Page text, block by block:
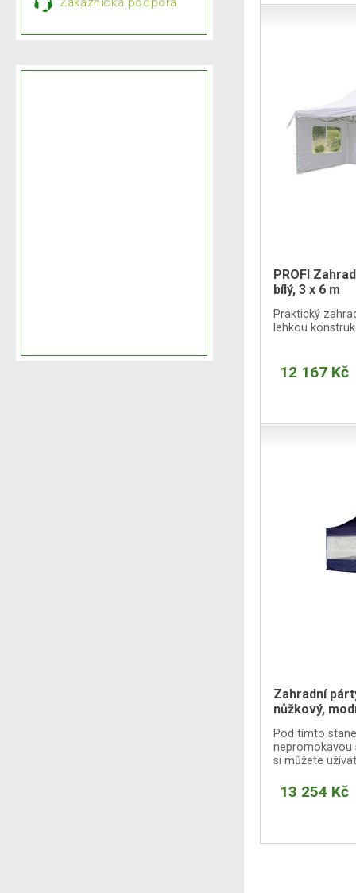
PROFI
bílý, 3 x 6 m
Praktický
lehkou
12 167 Kč
Zahradní
nůžkový,
Pod tímto
nepromokavou
si můžete
13 254 Kč